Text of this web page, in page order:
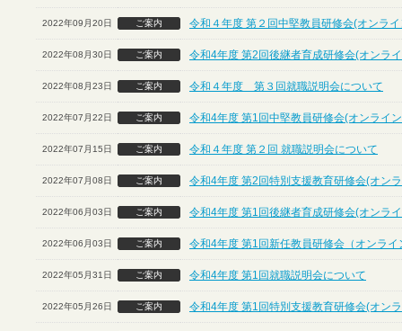
2022年09月20日 ご案内 令和４年度 第２回中堅教員研修会(オンラ
2022年08月30日 ご案内 令和4年度 第2回後継者育成研修会(オンラ
2022年08月23日 ご案内 令和４年度 第３回就職説明会について
2022年07月22日 ご案内 令和4年度 第1回中堅教員研修会(オンライ
2022年07月15日 ご案内 令和４年度 第２回 就職説明会について
2022年07月08日 ご案内 令和4年度 第2回特別支援教育研修会(オン
2022年06月03日 ご案内 令和4年度 第1回後継者育成研修会(オンラ
2022年06月03日 ご案内 令和4年度 第1回新任教員研修会（オンライ
2022年05月31日 ご案内 令和4年度 第1回就職説明会について
2022年05月26日 ご案内 令和4年度 第1回特別支援教育研修会(オン